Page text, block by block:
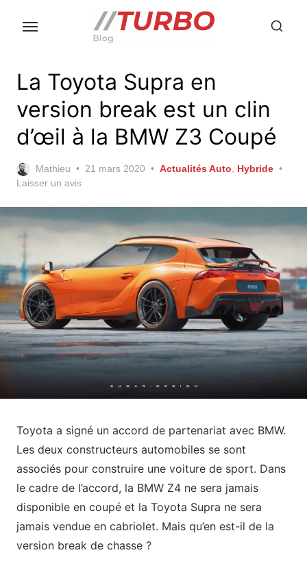
La Toyota Supra en
version break est un clin
d’œil à la BMW Z3 Coupé
Mathieu
Posted
21 mars 2020 Actualités Auto
Hybride
Laisser un avis
Toyota a signé un accord de partenariat avec BMW.
Les deux constructeurs automobiles se sont
associés pour construire une voiture de sport. Dans
le cadre de l’accord, la BMW Z4 ne sera jamais
disponible en coupé et la Toyota Supra ne sera
jamais vendue en cabriolet. Mais qu’en est-il de la
version break de chasse ?